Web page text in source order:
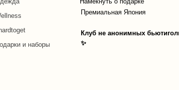
и наборы
Премиальная Япония
Клуб не анонимных
✨